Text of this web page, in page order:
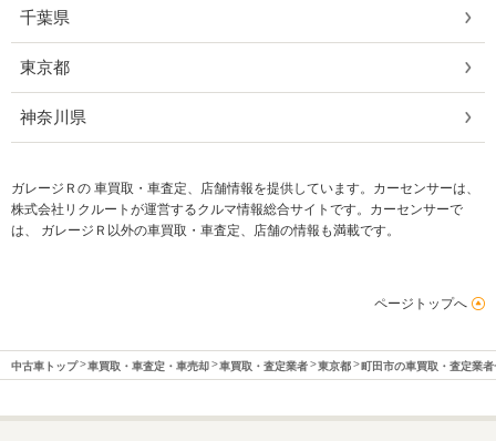
千葉県
東京都
神奈川県
ガレージＲの 車買取・車査定、店舗情報を提供しています。カーセンサーは、
株式会社リクルートが運営するクルマ情報総合サイトです。カーセンサーで
は、 ガレージＲ以外の車買取・車査定、店舗の情報も満載です。
ページトップへ
中古車トップ 車買取・車査定・車売却 車買取・査定業者 東京都 町田市の車買取・査定業者